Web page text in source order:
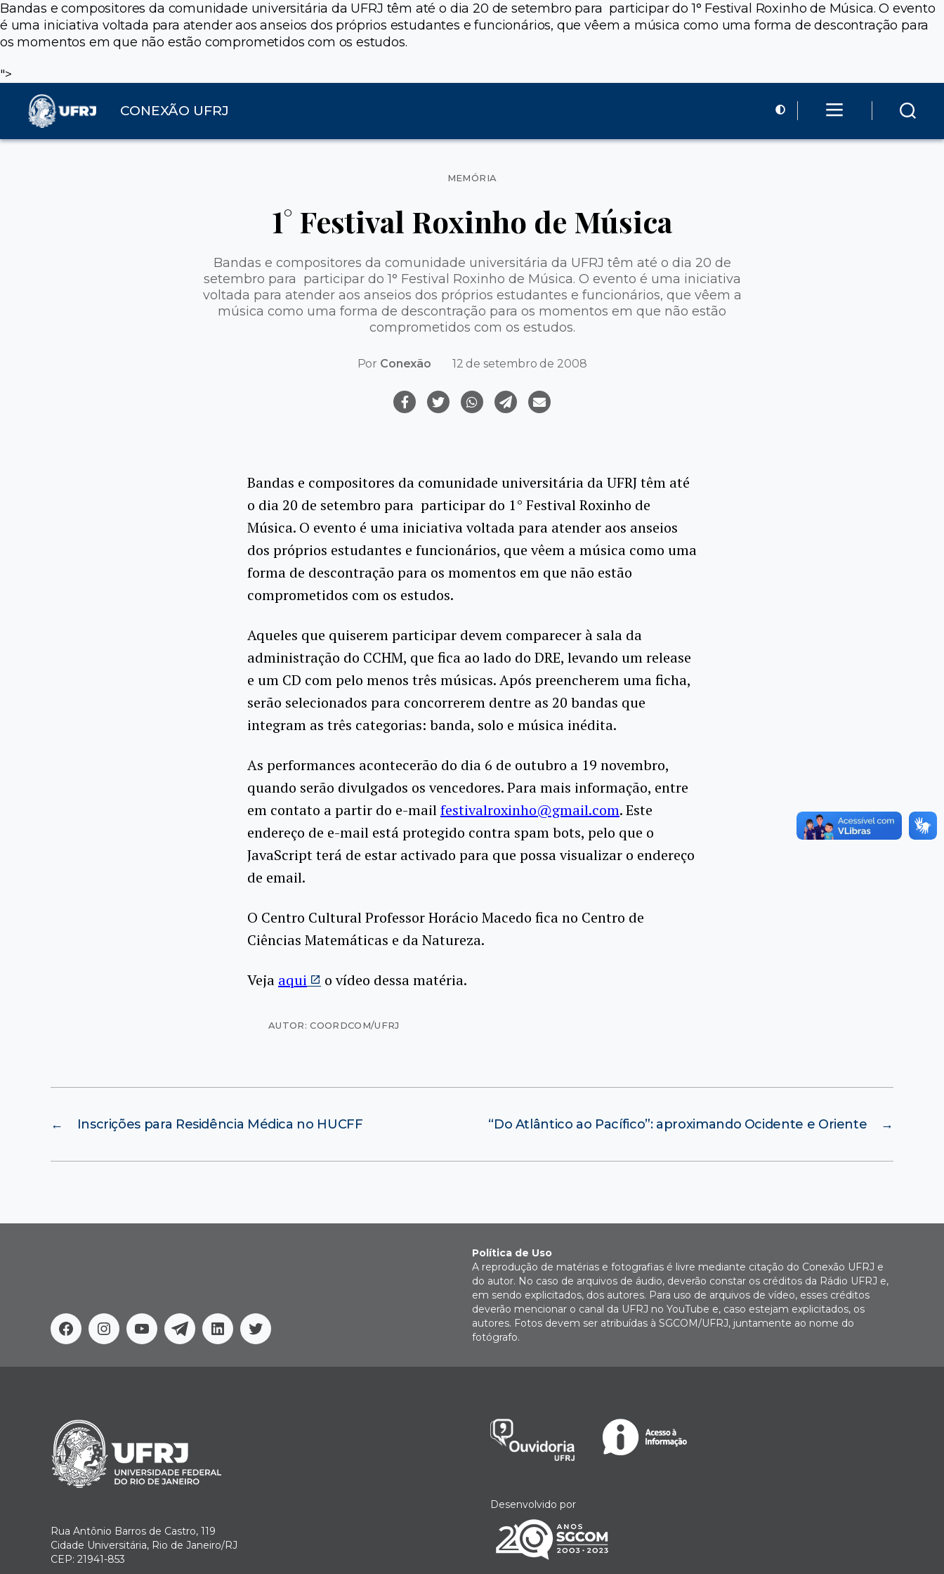
Bandas e compositores da comunidade universitária da UFRJ têm até o dia 20 de setembro para participar do 1° Festival Roxinho de Música. O evento
é uma iniciativa voltada para atender aos anseios dos próprios estudantes e funcionários, que vêem a música como uma forma de descontração para
os momentos em que não estão comprometidos com os estudos.
">
CONEXÃO UFRJ
Categorias
MEMÓRIA
1° Festival Roxinho de Música
Bandas e compositores da comunidade universitária da UFRJ têm até o dia 20 de
setembro para participar do 1° Festival Roxinho de Música. O evento é uma iniciativa
voltada para atender aos anseios dos próprios estudantes e funcionários, que vêem a
música como uma forma de descontração para os momentos em que não estão
comprometidos com os estudos.
Por Conexão 12 de setembro de 2008
Bandas e compositores da comunidade universitária da UFRJ têm até
o dia 20 de setembro para participar do 1° Festival Roxinho de
Música. O evento é uma iniciativa voltada para atender aos anseios
dos próprios estudantes e funcionários, que vêem a música como uma
forma de descontração para os momentos em que não estão
comprometidos com os estudos.
Aqueles que quiserem participar devem comparecer à sala da
administração do CCHM, que fica ao lado do DRE, levando um release
e um CD com pelo menos três músicas. Após preencherem uma ficha,
serão selecionados para concorrerem dentre as 20 bandas que
integram as três categorias: banda, solo e música inédita.
As performances acontecerão do dia 6 de outubro a 19 novembro,
quando serão divulgados os vencedores. Para mais informação, entre
em contato a partir do e-mailfestivalroxinho@gmail.com. Este
endereço de e-mail está protegido contra spam bots, pelo que o
JavaScript terá de estar activado para que possa visualizar o endereço
de email.
O Centro Cultural Professor Horácio Macedo fica no Centro de
Ciências Matemáticas e da Natureza.
Veja aqui o vídeo dessa matéria.
AUTOR: COORDCOM/UFRJ
← Inscrições para Residência Médica no HUCFF →
“Do Atlântico ao Pacífico”: aproximando Ocidente e Oriente
FacebookInstagram
YoutubeTelegramLinkedinTwitter
Política de Uso
A reprodução de matérias e fotografias é livre mediante citação do Conexão UFRJ e
do autor. No caso de arquivos de áudio, deverão constar os créditos da Rádio UFRJ e,
em sendo explicitados, dos autores. Para uso de arquivos de vídeo, esses créditos
deverão mencionar o canal da UFRJ no YouTube e, caso estejam explicitados, os
autores. Fotos devem ser atribuídas à SGCOM/UFRJ, juntamente ao nome do
fotógrafo.
Rua Antônio Barros de Castro, 119
Cidade Universitária, Rio de Janeiro/RJ
CEP: 21941-853
Desenvolvido por